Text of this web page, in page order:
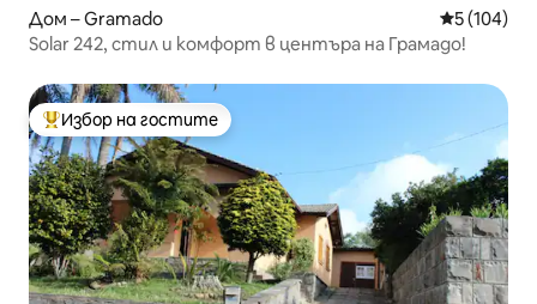
Дом – Gramado Средна
5 (104)
Solar 242, стил и комфорт в центъра на Грамадо!
Най-популярен избор на гостите
Избор на гостите